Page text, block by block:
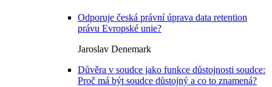
Odporuje česká právní úprava data retention
právu Evropské unie?
Jaroslav Denemark
Důvěra v soudce jako funkce důstojnosti soudce:
Proč má být soudce důstojný a co to znamená?